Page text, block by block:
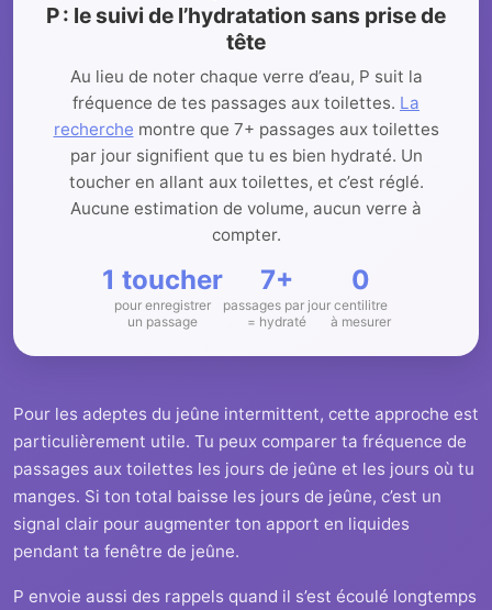
P : le suivi de l’hydratation sans prise de
tête
Au lieu de noter chaque verre d’eau, P suit la
fréquence de tes passages aux toilettes. La
recherche montre que 7+ passages aux toilettes
par jour signifient que tu es bien hydraté. Un
toucher en allant aux toilettes, et c’est réglé.
Aucune estimation de volume, aucun verre à
compter.
1 toucher
pour enregistrer
un passage
7+
passages par jour
= hydraté
0
centilitre
à mesurer
Pour les adeptes du jeûne intermittent, cette approche est
particulièrement utile. Tu peux comparer ta fréquence de
passages aux toilettes les jours de jeûne et les jours où tu
manges. Si ton total baisse les jours de jeûne, c’est un
signal clair pour augmenter ton apport en liquides
pendant ta fenêtre de jeûne.
P envoie aussi des rappels quand il s’est écoulé longtemps